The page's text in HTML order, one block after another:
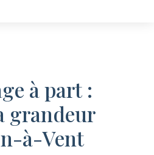
à part :
grandeur
à-Vent